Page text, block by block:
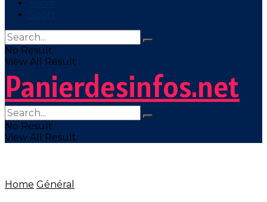
No Result
View All Result
Panierdesinfos.net
No Result
View All Result
Home Général